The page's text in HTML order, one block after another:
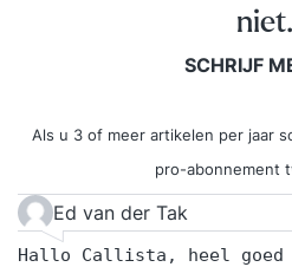
niet.
SCHRIJF
Als u 3 of meer artikelen per jaar
pro-abonnement
Ed van der Tak
Hallo Callista, heel goed